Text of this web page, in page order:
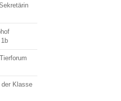
der Klasse